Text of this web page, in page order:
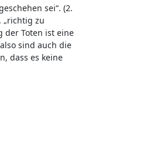
sei“. (2.
„richtig zu
der Toten ist eine
sind auch die
dass es keine